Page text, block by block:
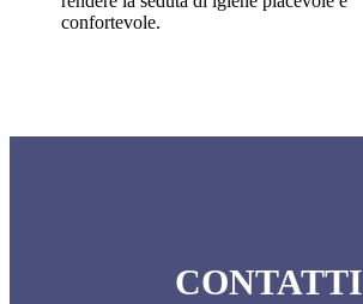
confortevole.
CONTATTI